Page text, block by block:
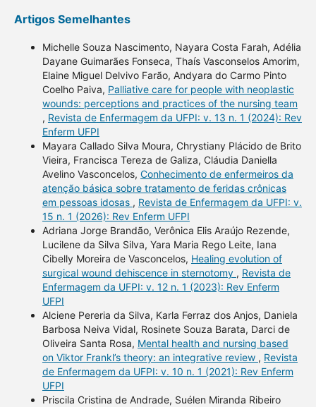
Artigos Semelhantes
Michelle Souza Nascimento, Nayara Costa Farah, Adélia
Dayane Guimarães Fonseca, Thaís Vasconselos Amorim,
Elaine Miguel Delvivo Farão, Andyara do Carmo Pinto
Coelho Paiva, Palliative care for people with neoplastic
wounds: perceptions and practices of the nursing team
, Revista de Enfermagem da UFPI: v. 13 n. 1 (2024): Rev
Enferm UFPI
Mayara Callado Silva Moura, Chrystiany Plácido de Brito
Vieira, Francisca Tereza de Galiza, Cláudia Daniella
Avelino Vasconcelos, Conhecimento de enfermeiros da
atenção básica sobre tratamento de feridas crônicas
em pessoas idosas , Revista de Enfermagem da UFPI: v.
15 n. 1 (2026): Rev Enferm UFPI
Adriana Jorge Brandão, Verônica Elis Araújo Rezende,
Lucilene da Silva Silva, Yara Maria Rego Leite, Iana
Cibelly Moreira de Vasconcelos, Healing evolution of
surgical wound dehiscence in sternotomy , Revista de
Enfermagem da UFPI: v. 12 n. 1 (2023): Rev Enferm
UFPI
Alciene Pereria da Silva, Karla Ferraz dos Anjos, Daniela
Barbosa Neiva Vidal, Rosinete Souza Barata, Darci de
Oliveira Santa Rosa, Mental health and nursing based
on Viktor Frankl’s theory: an integrative review , Revista
de Enfermagem da UFPI: v. 10 n. 1 (2021): Rev Enferm
UFPI
Priscila Cristina de Andrade, Suélen Miranda Ribeiro